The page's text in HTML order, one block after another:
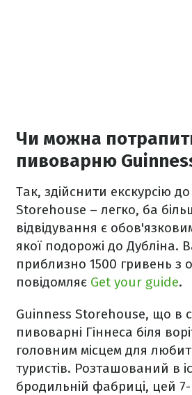
Чи можна
пивоварню
Так, здійснити екскурсію
Storehouse – легко, ба
відвідування є
якої подорожі до Дубліна.
приблизно 1500 гривень з
повідомляє Get your guide.
Guinness Storehouse, що в
пивоварні Гіннеса біля
головним місцем для
туристів. Розташований в
бродильній фабриці, цей